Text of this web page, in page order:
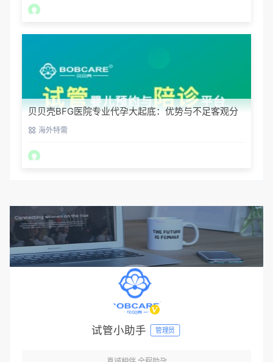
贝贝壳BFG医院专业代孕大起底：优势与不足客观分
析 海外特需
试管小助手 管理员